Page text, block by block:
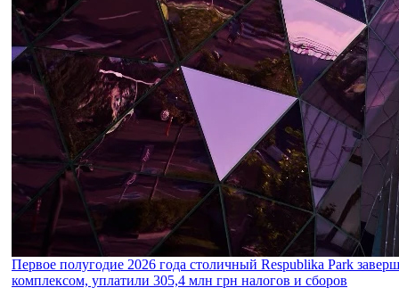
Первое полугодие 2026 года столичный Respublika Park
комплексом, уплатили 305,4 млн грн налогов и сборов